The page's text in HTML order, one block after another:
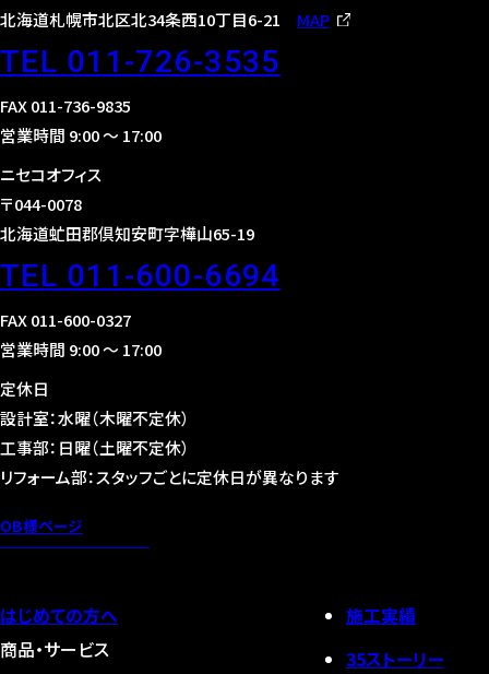
北海道札幌市北区北34条西10丁目6-21
MAP
TEL 011-726-3535
FAX 011-736-9835
営業時間 9:00 〜 17:00
ニセコオフィス
〒044-0078
北海道虻田郡倶知安町字樺山65-19
TEL 011-600-6694
FAX 011-600-0327
営業時間 9:00 〜 17:00
定休日
設計室：水曜（木曜不定休）
工事部：日曜（土曜不定休）
リフォーム部：スタッフごとに定休日が異なります
OB様ページ
はじめての方へ
商品・サービス
施工実績
35ストーリー